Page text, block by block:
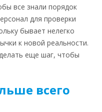
все знали порядок
для проверки
бывает нелегко
к новой реальности.
еще шаг, чтобы
всего